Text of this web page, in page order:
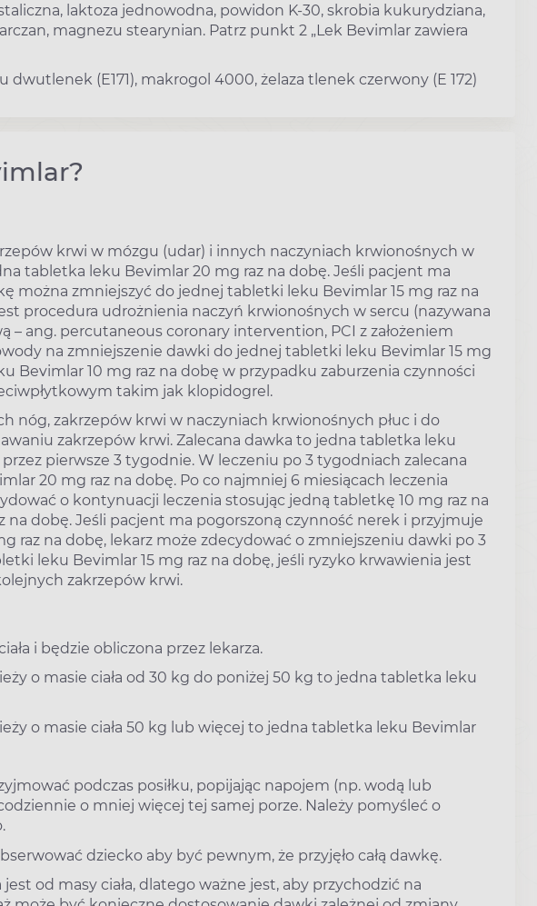
laktoza jednowodna, powidon K-30, skrobia kukurydziana,
magnezu stearynian. Patrz punkt 2 „Lek Bevimlar zawiera
dwutlenek (E171), makrogol 4000, żelaza tlenek czerwony (E 172)
krwi w mózgu (udar) i innych naczyniach krwionośnych w
tabletka leku Bevimlar 20 mg raz na dobę. Jeśli pacjent ma
można zmniejszyć do jednej tabletki leku Bevimlar 15 mg raz na
procedura udrożnienia naczyń krwionośnych w sercu (nazywana
– ang. percutaneous coronary intervention, PCI z założeniem
na zmniejszenie dawki do jednej tabletki leku Bevimlar 15 mg
Bevimlar 10 mg raz na dobę w przypadku zaburzenia czynności
takim jak klopidogrel.
nóg, zakrzepów krwi w naczyniach krwionośnych płuc i do
zakrzepów krwi. Zalecana dawka to jedna tabletka leku
pierwsze 3 tygodnie. W leczeniu po 3 tygodniach zalecana
20 mg raz na dobę. Po co najmniej 6 miesiącach leczenia
o kontynuacji leczenia stosując jedną tabletkę 10 mg raz na
dobę. Jeśli pacjent ma pogorszoną czynność nerek i przyjmuje
raz na dobę, lekarz może zdecydować o zmniejszeniu dawki po 3
leku Bevimlar 15 mg raz na dobę, jeśli ryzyko krwawienia jest
zakrzepów krwi.
i będzie obliczona przez lekarza.
o masie ciała od 30 kg do poniżej 50 kg to jedna tabletka leku
o masie ciała 50 kg lub więcej to jedna tabletka leku Bevimlar
podczas posiłku, popijając napojem (np. wodą lub
o mniej więcej tej samej porze. Należy pomyśleć o
dziecko aby być pewnym, że przyjęło całą dawkę.
od masy ciała, dlatego ważne jest, aby przychodzić na